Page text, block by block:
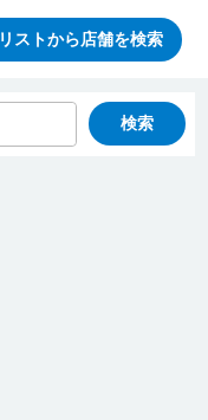
リストから店舗を検索
検索